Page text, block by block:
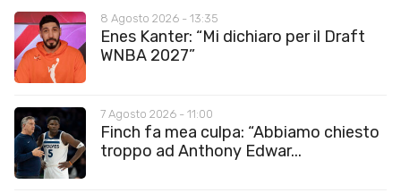
8 Agosto 2026 - 13:35
Enes Kanter: “Mi dichiaro per il Draft
WNBA 2027”
7 Agosto 2026 - 11:00
Finch fa mea culpa: “Abbiamo chiesto
troppo ad Anthony Edwar...